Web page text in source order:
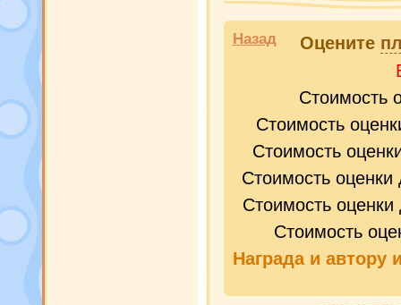
Назад Оцените
Стоимость
Стоимость
Стоимость
Стоимость
Стоимость
Стоимость
Награда и автору